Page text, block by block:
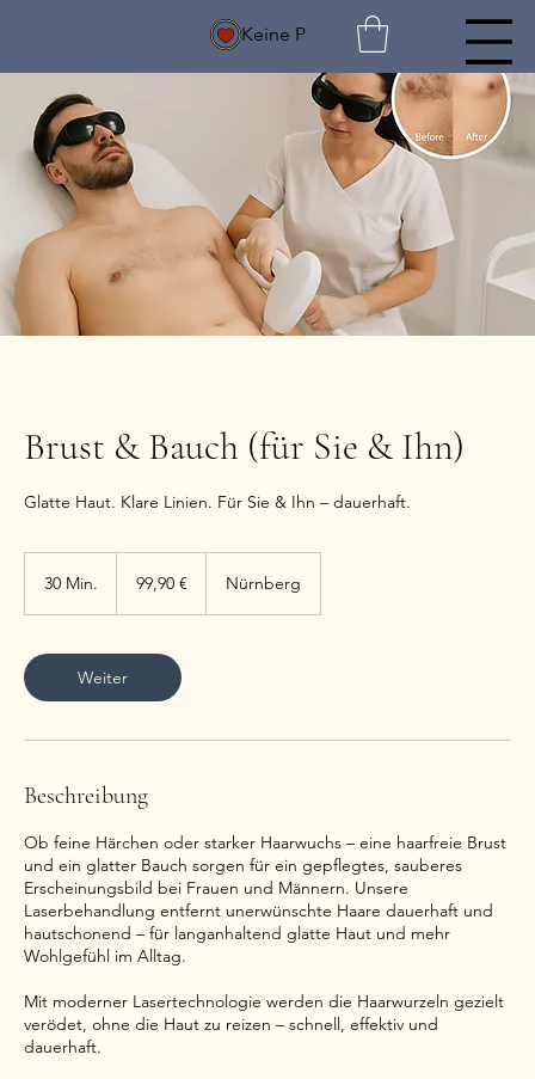
Keine P
Brust & Bauch (für Sie & Ihn)
Glatte Haut. Klare Linien. Für Sie & Ihn – dauerhaft.
30 Min.
i
n
.
99,90 € Nürnberg
Weiter
Beschreibung
Ob feine Härchen oder starker Haarwuchs – eine haarfreie Brust
und ein glatter Bauch sorgen für ein gepflegtes, sauberes
Erscheinungsbild bei Frauen und Männern. Unsere
Laserbehandlung entfernt unerwünschte Haare dauerhaft und
hautschonend – für langanhaltend glatte Haut und mehr
Wohlgefühl im Alltag.
Mit moderner Lasertechnologie werden die Haarwurzeln gezielt
verödet, ohne die Haut zu reizen – schnell, effektiv und
dauerhaft.